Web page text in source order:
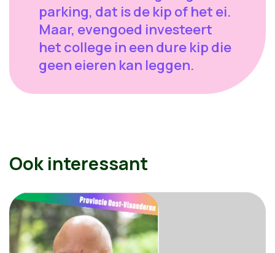
parking, dat is de kip of het ei.
Maar, evengoed investeert
het college in een dure kip die
geen eieren kan leggen.
Ook interessant